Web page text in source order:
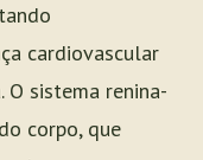
cardiovascular
sistema renina-
corpo, que